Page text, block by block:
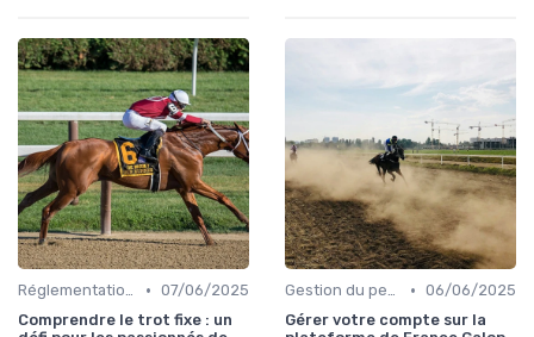
Réglementation des courses • 07/06/2025
Comprendre le trot fixe : un
Gestion du personnel • 06/06/2025
Gérer votre compte sur la